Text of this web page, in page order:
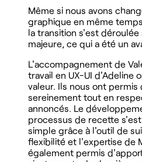
Même si nous avons
graphique en même
la transition s'est
majeure, ce qui a été un
L'accompagnement de
travail en UX-UI d'Adeline
valeur. Ils nous ont permis
sereinement tout en
annoncés. Le
processus de recette
simple grâce à l'outil de
flexibilité et l'expertise de
également permis